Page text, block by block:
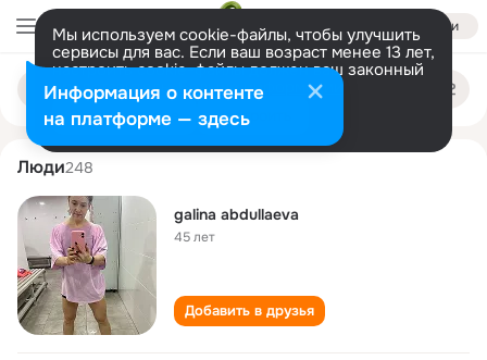
Войти
Мы используем cookie-файлы, чтобы улучшить
сервисы для вас. Если ваш возраст менее 13 лет,
настроить cookie-файлы должен ваш законный
представитель. Больше информации
Разрешить все Настроить
Поиск
людям
galina abdullaeva
Люди248
galina abdullaeva
45 лет
Добавить в друзья
Информация о контенте
на платформе — здесь